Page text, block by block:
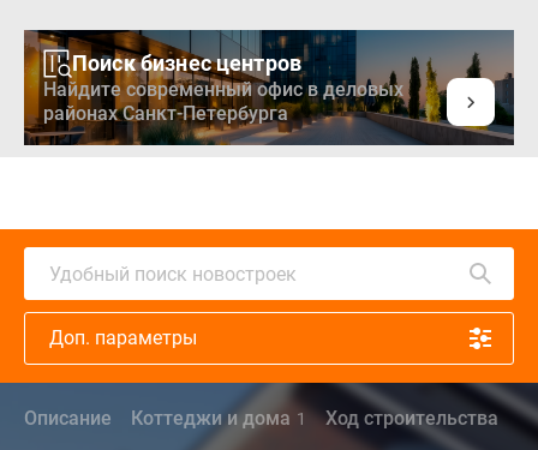
Поиск бизнес центров
Найдите современный офис в деловых
районах Санкт-Петербурга
Удобный поиск новостроек
Доп. параметры
Описание Коттеджи и дома 1 Ход строительства